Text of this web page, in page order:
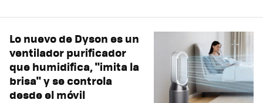
Lo nuevo de Dyson es un
ventilador purificador
que humidifica, "imita la
brisa" y se controla
desde el móvil